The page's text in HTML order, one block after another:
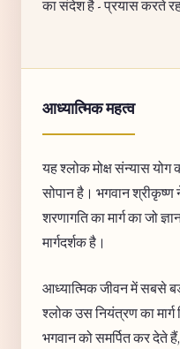
का संदेश है - प्रयास करते
आध्यात्मिक महत्व
यह श्लोक मोक्ष संन्यास योग
सोपान है। भगवान श्रीकृष्ण
शरणागति का मार्ग का जो
मार्गदर्शक है।
आध्यात्मिक जीवन में सबसे
श्लोक उस नियंत्रण का
भगवान को समर्पित कर देते